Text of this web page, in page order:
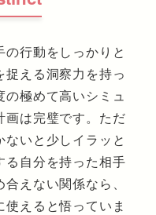
行動をしっかりと
える洞察力を持っ
極めて高いシミュ
画は完璧です。ただ
いと少しイラッと
る自分を持った相手
えない関係なら、
えると悟っていま